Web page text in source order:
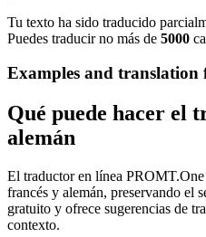
Tu texto ha sido traducido
Puedes traducir no más de 5000
Examples and translation
Qué puede hacer el
alemán
El traductor en línea
francés y alemán, preservando el
gratuito y ofrece sugerencias de
contexto.